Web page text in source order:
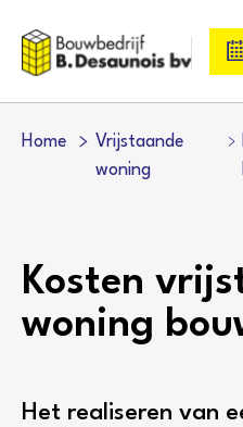
Home
Vrijstaande
woning
Kosten
woning
Het realiseren van